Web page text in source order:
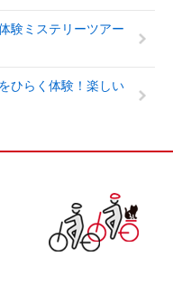
験ミステリーツアー
ひらく体験！楽しい